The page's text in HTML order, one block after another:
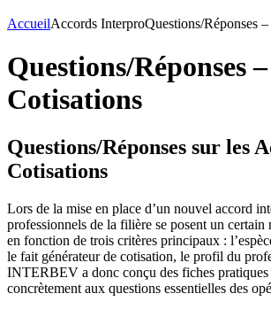
AccueilAccords InterproQuestions/Réponses
Questions/Réponses
Cotisations
Questions/Réponses sur les
Cotisations
Lors de la mise en place d’un nouvel accord
professionnels de la filière se posent un certain
en fonction de trois critères principaux :
le fait générateur de cotisation, le profil du
INTERBEV a donc conçu des fiches
concrètement aux questions essentielles des